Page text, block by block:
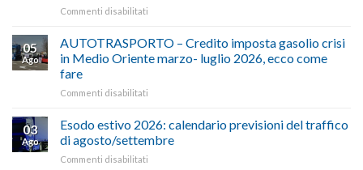
Commenti disabilitati
–
Confartigianato,
Cna
il
riconoscimento
del
05
Ago
AUTOTRASPORTO – Credito imposta gasolio crisi
in Medio Oriente marzo- luglio 2026, ecco come
fare
Commenti disabilitati
–
Credito
imposta
03
Ago
Esodo estivo 2026: calendario previsioni del traffico
di agosto/settembre
Commenti disabilitati